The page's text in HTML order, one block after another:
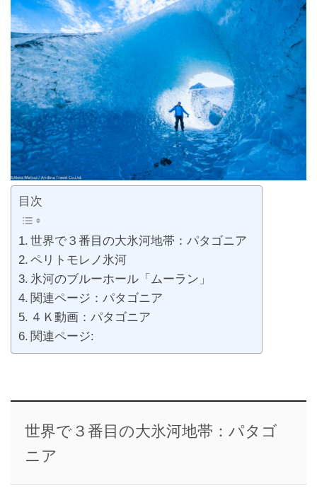
目次
世界で３番目の大氷河地帯：パタゴニア
ペリトモレノ氷河
氷河のブルーホール「ムーラン」
関連ページ：パタゴニア
４Ｋ動画：パタゴニア
関連ページ:
世界で３番目の大氷河地帯：パタゴ
ニア